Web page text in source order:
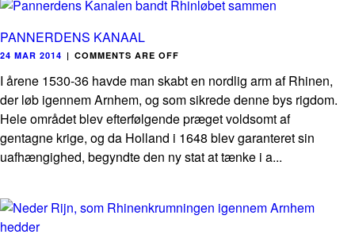
PANNERDENS KANAAL
24 MAR 2014 | COMMENTS ARE OFF
I årene 1530-36 havde man skabt en nordlig arm af Rhinen,
der løb igennem Arnhem, og som sikrede denne bys rigdom.
Hele området blev efterfølgende præget voldsomt af
gentagne krige, og da Holland i 1648 blev garanteret sin
uafhængighed, begyndte den ny stat at tænke i a...